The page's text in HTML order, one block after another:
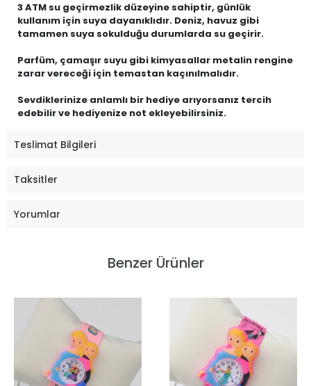
3 ATM su geçirmezlik düzeyine sahiptir, günlük
kullanım için suya dayanıklıdır. Deniz, havuz gibi
tamamen suya sokulduğu durumlarda su geçirir.
Parfüm, çamaşır suyu gibi kimyasallar metalin rengine
zarar vereceği için temastan kaçınılmalıdır.
Sevdiklerinize anlamlı bir hediye arıyorsanız tercih
edebilir ve hediyenize not ekleyebilirsiniz.
Teslimat Bilgileri
Taksitler
Yorumlar
Benzer Ürünler